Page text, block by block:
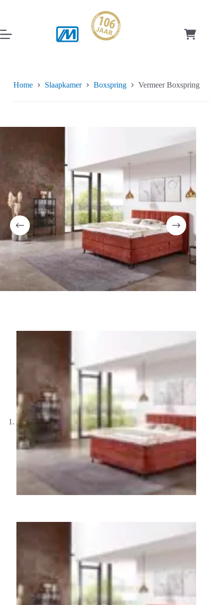
inhoud
Home Slaapkamer Boxspring Vermeer Boxspring